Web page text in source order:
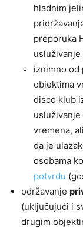
hladnim
preporuka
iznimno
objektima
disco klub
vremena,
da je
osobama
potvrdu
održavanje
(uključujući i
drugim